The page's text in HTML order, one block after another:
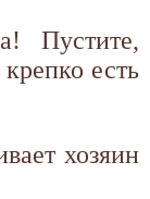
Пустите,
есть
хозяин